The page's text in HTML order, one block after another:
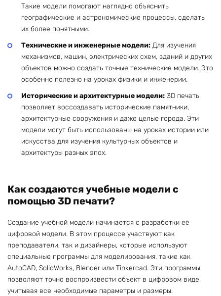
Такие модели помогают наглядно объяснить
географические и астрономические процессы, сделать
их более понятными.
Технические и инженерные модели: Для изучения
механизмов, машин, электрических схем, зданий и других
объектов можно создать точные технические модели. Это
особенно полезно на уроках физики и инженерии.
Исторические и архитектурные модели: 3D печать
позволяет воссоздавать исторические памятники,
архитектурные сооружения и даже целые города. Эти
модели могут быть использованы на уроках истории или
искусства для изучения культурных объектов и
архитектуры разных эпох.
Как создаются учебные модели с
помощью 3D печати?
Создание учебной модели начинается с разработки её
цифровой модели. В этом процессе участвуют как
преподаватели, так и дизайнеры, которые используют
специальные программы для моделирования, такие как
AutoCAD, SolidWorks, Blender или Tinkercad. Эти программы
позволяют точно воспроизвести объект в цифровом виде,
учитывая все необходимые параметры и размеры.